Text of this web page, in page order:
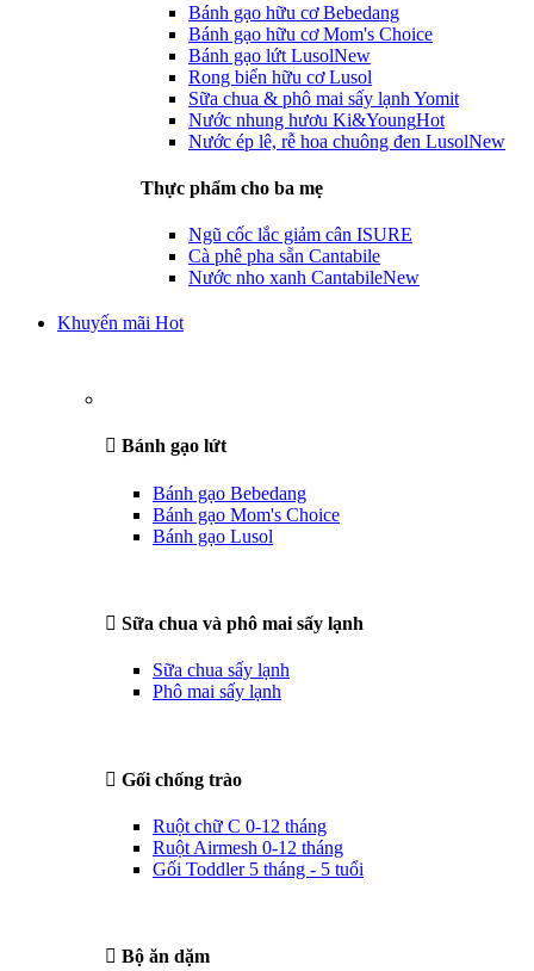
Bánh gạo hữu cơ Bebedang
Bánh gạo hữu cơ Mom's Choice
Bánh gạo lứt LusolNew
Rong biển hữu cơ Lusol
Sữa chua & phô mai sấy lạnh Yomit
Nước nhung hươu Ki&YoungHot
Nước ép lê, rễ hoa chuông đen LusolNew
Thực phẩm cho ba mẹ
Ngũ cốc lắc giảm cân ISURE
Cà phê pha sẵn Cantabile
Nước nho xanh CantabileNew
Khuyến mãi Hot
Bánh gạo lứt
Bánh gạo Bebedang
Bánh gạo Mom's Choice
Bánh gạo Lusol
Sữa chua và phô mai sấy lạnh
Sữa chua sấy lạnh
Phô mai sấy lạnh
Gối chống trào
Ruột chữ C 0-12 tháng
Ruột Airmesh 0-12 tháng
Gối Toddler 5 tháng - 5 tuổi
Bộ ăn dặm